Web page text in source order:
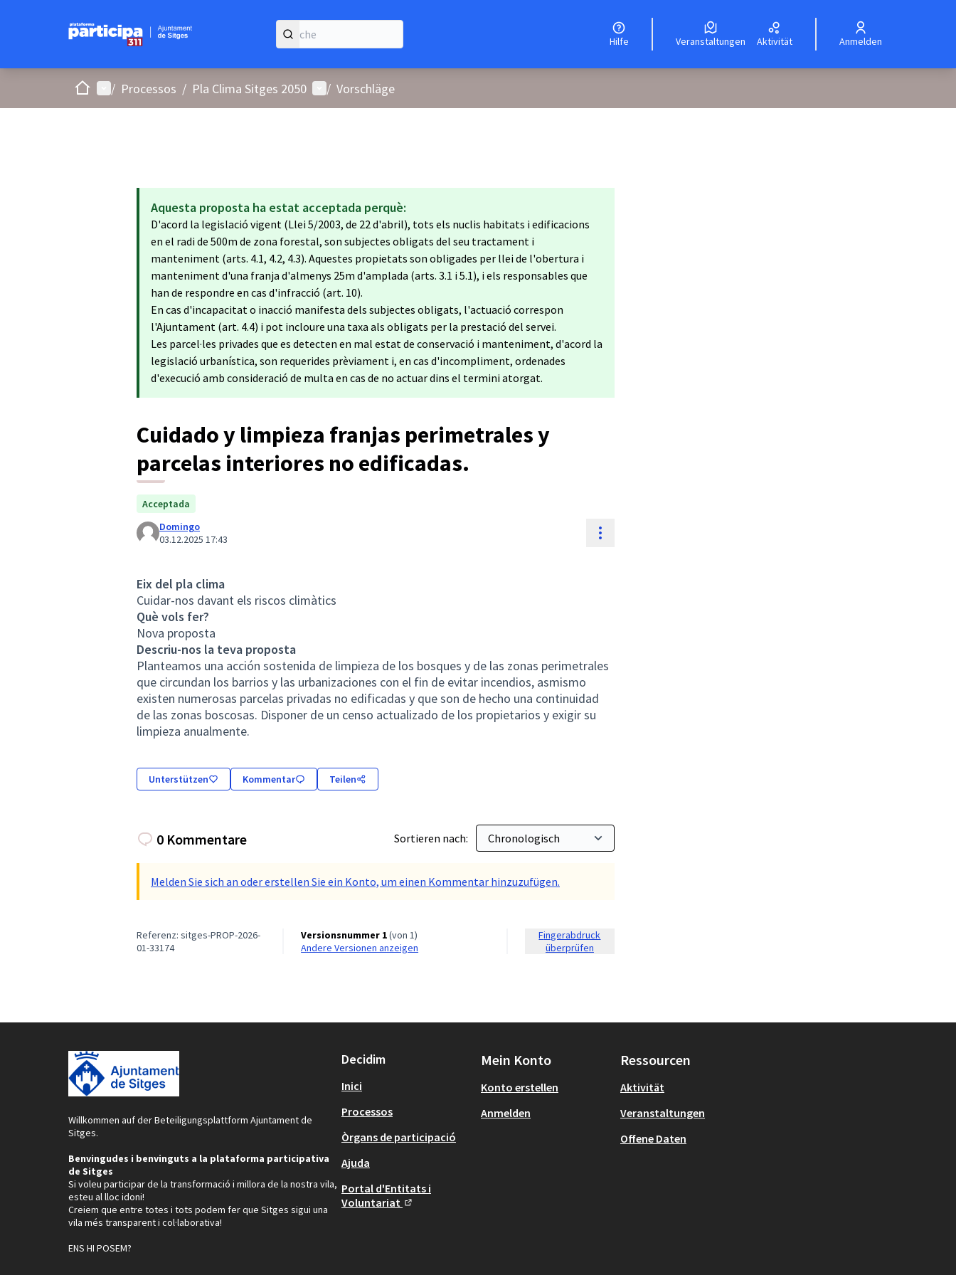
Hilfe Veranstaltungen Aktivität Anmelden
StartHauptmenü
/ Processos / Pla Clima Sitges 2050 Benutzer-Menü
/ Vorschläge
Aquesta proposta ha estat acceptada perquè:
D'acord la legislació vigent (Llei 5/2003, de 22 d'abril), tots els nuclis habitats i edificacions
en el radi de 500m de zona forestal, son subjectes obligats del seu tractament i
manteniment (arts. 4.1, 4.2, 4.3). Aquestes propietats son obligades per llei de l'obertura i
manteniment d'una franja d'almenys 25m d'amplada (arts. 3.1 i 5.1), i els responsables que
han de respondre en cas d'infracció (art. 10).
En cas d'incapacitat o inacció manifesta dels subjectes obligats, l'actuació correspon
l'Ajuntament (art. 4.4) i pot incloure una taxa als obligats per la prestació del servei.
Les parcel·les privades que es detecten en mal estat de conservació i manteniment, d'acord la
legislació urbanística, son requerides prèviament i, en cas d'incompliment, ordenades
d'execució amb consideració de multa en cas de no actuar dins el termini atorgat.
Cuidado y limpieza franjas perimetrales y
parcelas interiores no edificadas.
Acceptada
Domingo
03.12.2025 17:43
Ressourcensteuerung
Eix del pla clima
Cuidar-nos davant els riscos climàtics
Què vols fer?
Nova proposta
Descriu-nos la teva proposta
Planteamos una acción sostenida de limpieza de los bosques y de las zonas perimetrales
que circundan los barrios y las urbanizaciones con el fin de evitar incendios, asmismo
existen numerosas parcelas privadas no edificadas y que son de hecho una continuidad
de las zonas boscosas. Disponer de un censo actualizado de los propietarios y exigir su
limpieza anualmente.
Unterstützen Kommentar Teilen
0 Kommentare Sortieren nach:
Melden Sie sich an oder erstellen Sie ein Konto, um einen Kommentar hinzuzufügen.
Referenz: sitges-PROP-2026-
01-33174
Versionsnummer 1(von 1)
Andere Versionen anzeigen
Fingerabdruck
überprüfen
Willkommen auf der Beteiligungsplattform Ajuntament de
Sitges.
Benvingudes i benvinguts a la plataforma participativa
de Sitges
Si voleu participar de la transformació i millora de la nostra vila,
esteu al lloc idoni!
Creiem que entre totes i tots podem fer que Sitges sigui una
vila més transparent i col·laborativa!
ENS HI POSEM?
Decidim
Inici
Processos
Òrgans de participació
Ajuda
Portal d'Entitats i
Voluntariat
Mein Konto
Konto erstellen
Anmelden
Ressourcen
Aktivität
Veranstaltungen
Offene Daten